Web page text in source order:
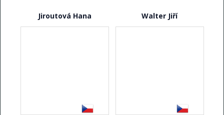
Jiroutová Hana Walter Jiří